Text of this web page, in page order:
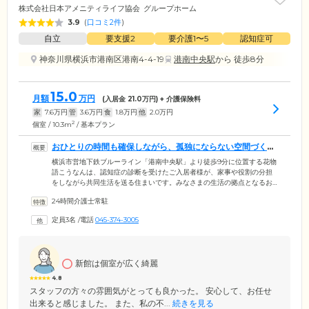
株式会社日本アメニティライフ協会 グループホーム
3.9 (口コミ2件)
自立 要支援2 要介護1〜5
認知症可
神奈川県横浜市港南区港南4-4-19
港南中央駅から 徒歩8分
月額15.0 万円 (入居金 21.0万円) + 介護保険料
家 7.6万円 管 3.6万円 食 1.8万円 他 2.0万円
個室 / 10.3m2 / 基本プラン
おひとりの時間も確保しながら、孤独にならない空間づくり
を行っています
横浜市営地下鉄ブルーライン「港南中央駅」より徒歩9分に位置する花物
語こうなんは、認知症の診断を受けたご入居者様が、家事や役割の分担
をしながら共同生活を送る住まいです。みなさまの生活の拠点となるお
宅のようにおくつろぎいただくことが可能です。お部屋を一歩出ると、
も、趣味やご入居者様同士でのおしゃべりなど、思いおもいの時間をお
24時間介護士常駐
定員3名 /電話045-374-3005
4.8
新館は個室が広く綺麗
スタッフの方々の雰囲気がとっても良かった。 安心して、お任せ
出来ると感じました。 また、私の不... 続きを見る